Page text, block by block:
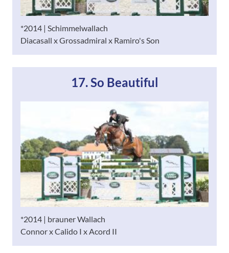
*2014 | Schimmelwallach
Diacasall x Grossadmiral x Ramiro's Son
17. So Beautiful
*2014 | brauner Wallach
Connor x Calido I x Acord II